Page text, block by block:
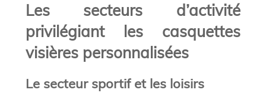
Les secteurs d’activité
privilégiant les casquettes
visières personnalisées
Le secteur sportif et les loisirs